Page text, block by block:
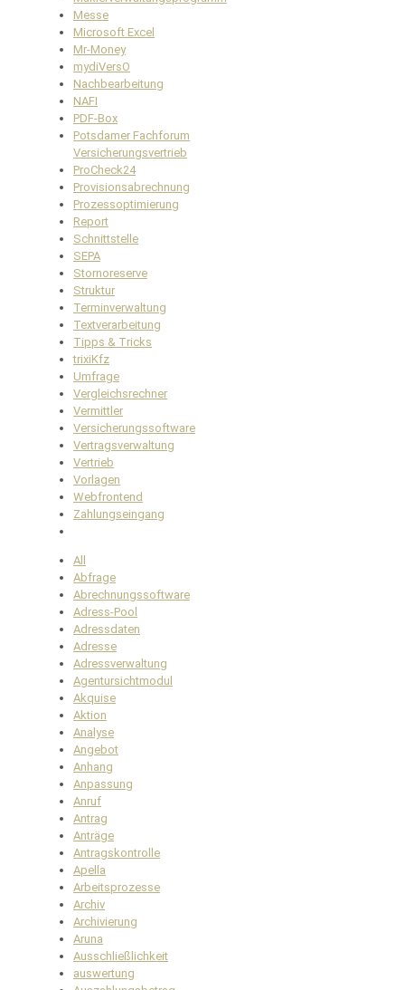
Messe
Microsoft Excel
Mr-Money
mydiVersO
Nachbearbeitung
NAFI
PDF-Box
Potsdamer Fachforum
Versicherungsvertrieb
ProCheck24
Provisionsabrechnung
Prozessoptimierung
Report
Schnittstelle
SEPA
Stornoreserve
Struktur
Terminverwaltung
Textverarbeitung
Tipps & Tricks
trixiKfz
Umfrage
Vergleichsrechner
Vermittler
Versicherungssoftware
Vertragsverwaltung
Vertrieb
Vorlagen
Webfrontend
Zahlungseingang
All
Abfrage
Abrechnungssoftware
Adress-Pool
Adressdaten
Adresse
Adressverwaltung
Agentursichtmodul
Akquise
Aktion
Analyse
Angebot
Anhang
Anpassung
Anruf
Antrag
Anträge
Antragskontrolle
Apella
Arbeitsprozesse
Archiv
Archivierung
Aruna
Ausschließlichkeit
auswertung